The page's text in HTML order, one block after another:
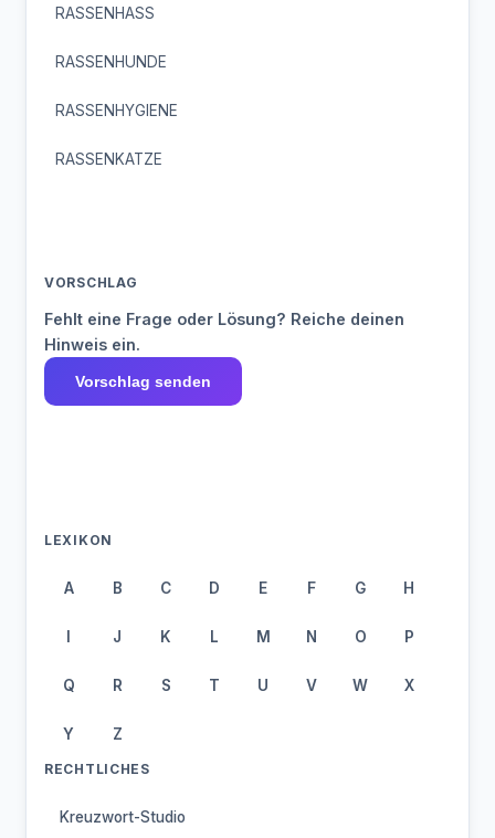
RASSENHASS
RASSENHUNDE
RASSENHYGIENE
RASSENKATZE
VORSCHLAG
Fehlt eine Frage oder Lösung? Reiche deinen
Hinweis ein.
Vorschlag senden
LEXIKON
A B C D E F G H
I J K L M N O P
Q R S T U V W X
Y Z
RECHTLICHES
Kreuzwort-Studio